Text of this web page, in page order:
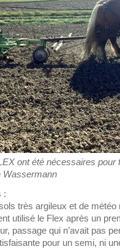
ont été nécessaires pour
Wassermann
:
très argileux et de météo
utilisé le Flex après un
passage qui n’avait pas
pour un semi, ni